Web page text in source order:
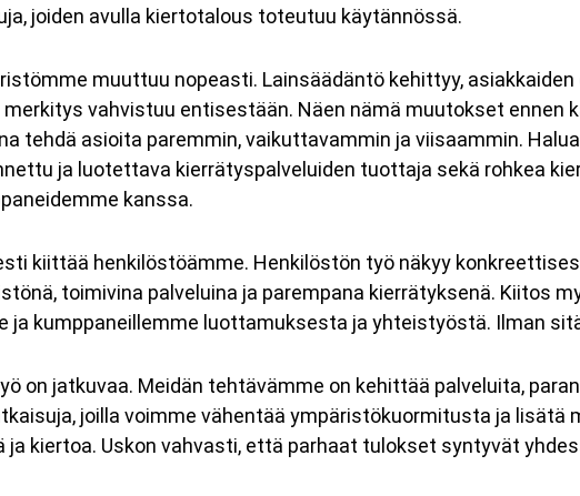
joiden avulla kiertotalous toteutuu käytännössä.
muuttuu nopeasti. Lainsäädäntö kehittyy,
vahvistuu entisestään. Näen nämä muutokset ennen
tehdä asioita paremmin, vaikuttavammin ja viisaammin.
ja luotettava kierrätyspalveluiden tuottaja sekä rohkea
kanssa.
kiittää henkilöstöämme. Henkilöstön työ näkyy
toimivina palveluina ja parempana kierrätyksenä. Kiitos
ja kumppaneillemme luottamuksesta ja yhteistyöstä. Ilman
on jatkuvaa. Meidän tehtävämme on kehittää palveluita,
joilla voimme vähentää ympäristökuormitusta ja lisätä
ja kiertoa. Uskon vahvasti, että parhaat tulokset syntyvät